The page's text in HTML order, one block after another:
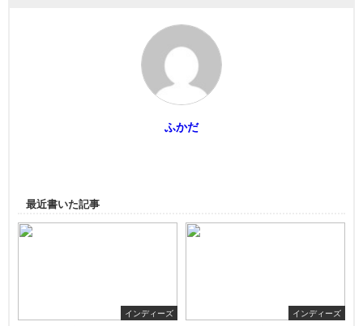
ふかだ
最近書いた記事
インディーズ インディーズ